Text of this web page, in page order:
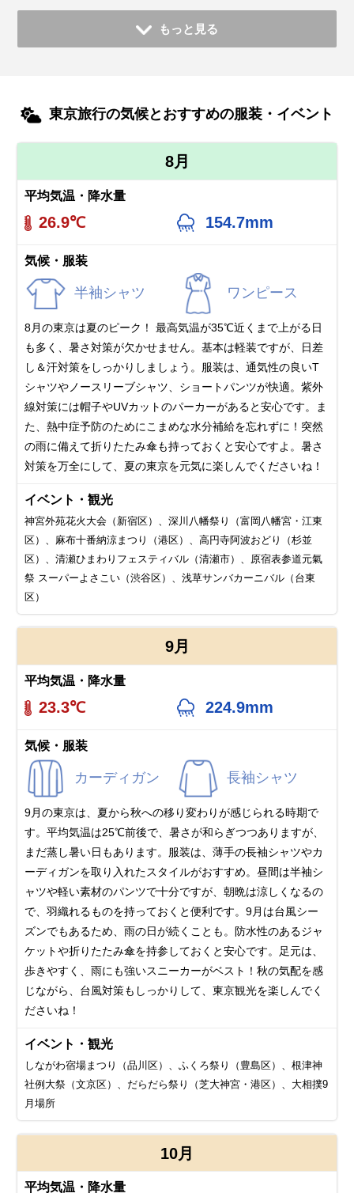
もっと見る
東京旅行の気候とおすすめの服装・イベント
8月
平均気温・降水量
26.9℃ 154.7mm
気候・服装
半袖シャツ ワンピース
8月の東京は夏のピーク！ 最高気温が35℃近くまで上がる日
も多く、暑さ対策が欠かせません。基本は軽装ですが、日差
し＆汗対策をしっかりしましょう。服装は、通気性の良いT
シャツやノースリーブシャツ、ショートパンツが快適。紫外
線対策には帽子やUVカットのパーカーがあると安心です。ま
た、熱中症予防のためにこまめな水分補給を忘れずに！突然
の雨に備えて折りたたみ傘も持っておくと安心ですよ。暑さ
対策を万全にして、夏の東京を元気に楽しんでくださいね！
イベント・観光
神宮外苑花火大会（新宿区）、深川八幡祭り（富岡八幡宮・江東
区）、麻布十番納涼まつり（港区）、高円寺阿波おどり（杉並
区）、清瀬ひまわりフェスティバル（清瀬市）、原宿表参道元氣
祭 スーパーよさこい（渋谷区）、浅草サンバカーニバル（台東
区）
9月
平均気温・降水量
23.3℃ 224.9mm
気候・服装
カーディガン 長袖シャツ
9月の東京は、夏から秋への移り変わりが感じられる時期で
す。平均気温は25℃前後で、暑さが和らぎつつありますが、
まだ蒸し暑い日もあります。服装は、薄手の長袖シャツやカ
ーディガンを取り入れたスタイルがおすすめ。昼間は半袖シ
ャツや軽い素材のパンツで十分ですが、朝晩は涼しくなるの
で、羽織れるものを持っておくと便利です。9月は台風シー
ズンでもあるため、雨の日が続くことも。防水性のあるジャ
ケットや折りたたみ傘を持参しておくと安心です。足元は、
歩きやすく、雨にも強いスニーカーがベスト！秋の気配を感
じながら、台風対策もしっかりして、東京観光を楽しんでく
ださいね！
イベント・観光
しながわ宿場まつり（品川区）、ふくろ祭り（豊島区）、根津神
社例大祭（文京区）、だらだら祭り（芝大神宮・港区）、大相撲9
月場所
10月
平均気温・降水量